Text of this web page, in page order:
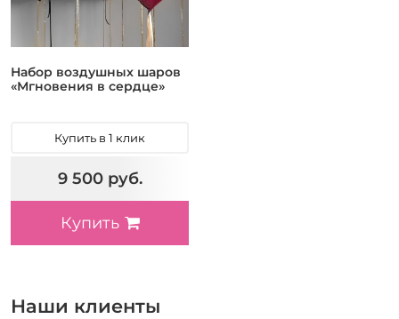
Набор воздушных шаров
«Мгновения в сердце»
Купить в 1 клик
9 500 руб.
Купить
Наши клиенты